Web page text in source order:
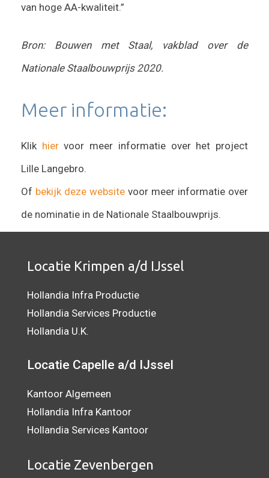
van hoge AA-kwaliteit.”
Bron: Bouwen met Staal, vakblad over de
Nationale Staalbouwprijs 2020.
Meer informatie:
Klik hiervoor meer informatie over het project
Lille Langebro.
Of bekijk deze website voor meer informatie over
de nominatie in de Nationale Staalbouwprijs.
Locatie Krimpen a/d IJssel
Hollandia Infra Productie
Hollandia Services Productie
Hollandia U.K.
Locatie Capelle a/d IJssel
Kantoor Algemeen
Hollandia Infra Kantoor
Hollandia Services Kantoor
Locatie Zevenbergen